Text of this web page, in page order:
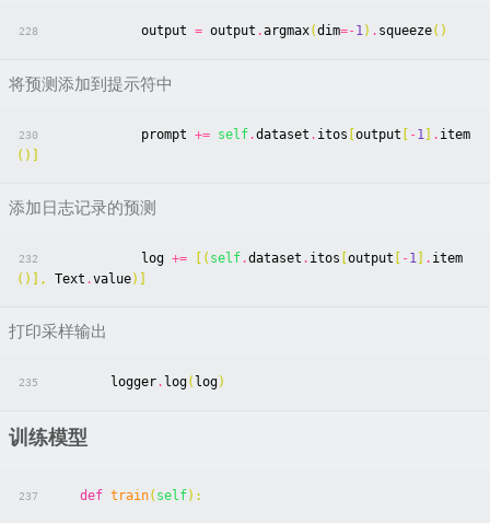
228 output = output .argmax(dim=-1) . squeeze()
将预测添加到提示符中
230 prompt += self.dataset . itos output -1 . item
()]
添加日志记录的预测
232 log += [( self.dataset . itos output -1 . item
()],
Text .value)]
打印采样输出
235 logger. log( log)
训练模型
237 def train( self):